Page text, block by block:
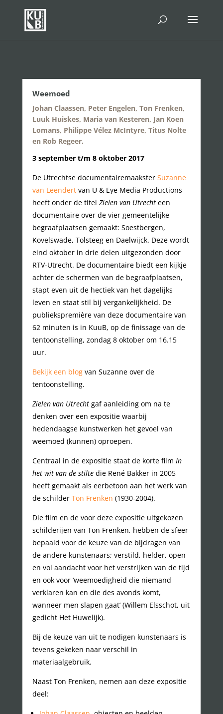
Weemoed
Johan Claassen, Peter Engelen, Ton Frenken,
Luuk Huiskes, Maria van Kesteren, Jan Koen
Lomans, Philippe Vélez McIntyre, Titus Nolte
en Rob Regeer.
3 september t/m 8 oktober 2017
De Utrechtse documentairemaakster Suzanne
van Leendert van U & Eye Media Productions
heeft onder de titel Zielen van Utrechteen
documentaire over de vier gemeentelijke
begraafplaatsen gemaakt: Soestbergen,
Kovelswade, Tolsteeg en Daelwijck. Deze wordt
eind oktober in drie delen uitgezonden door
RTV-Utrecht. De documentaire biedt een kijkje
achter de schermen van de begraafplaatsen,
stapt even uit de hectiek van het dagelijks
leven en staat stil bij vergankelijkheid. De
publiekspremière van deze documentaire van
62 minuten is in KuuB, op de finissage van de
tentoonstelling, zondag 8 oktober om 16.15
uur.
Bekijk een blogvan Suzanne over de
tentoonstelling.
Zielen van Utrechtgaf aanleiding om na te
denken over een expositie waarbij
hedendaagse kunstwerken het gevoel van
weemoed (kunnen) oproepen.
Centraal in de expositie staat de korte film In
het wit van de stilte die René Bakker in 2005
heeft gemaakt als eerbetoon aan het werk van
de schilder Ton Frenken (1930-2004).
Die film en de voor deze expositie uitgekozen
schilderijen van Ton Frenken, hebben de sfeer
bepaald voor de keuze van de bijdragen van
de andere kunstenaars; verstild, helder, open
en vol aandacht voor het verstrijken van de tijd
en ook voor ‘weemoedigheid die niemand
verklaren kan en die des avonds komt,
wanneer men slapen gaat’ (Willem Elsschot, uit
gedicht Het Huwelijk).
Bij de keuze van uit te nodigen kunstenaars is
tevens gekeken naar verschil in
materiaalgebruik.
Naast Ton Frenken, nemen aan deze expositie
deel: